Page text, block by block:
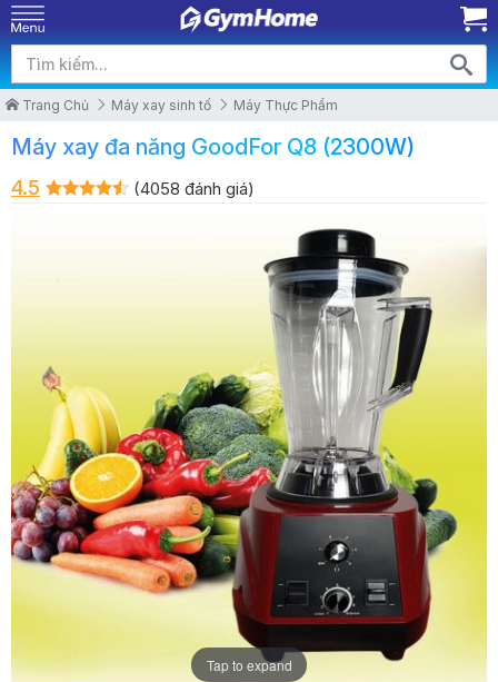
Trang Chủ Máy xay sinh tố Máy Thực Phẩm
Máy xay đa năng GoodFor Q8 (2300W)
4.5 (4058 đánh giá)
Tap to expand